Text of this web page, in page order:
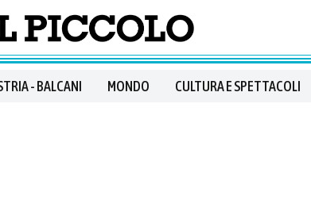
- BALCANI MONDO CULTURA E SPETTACOLI